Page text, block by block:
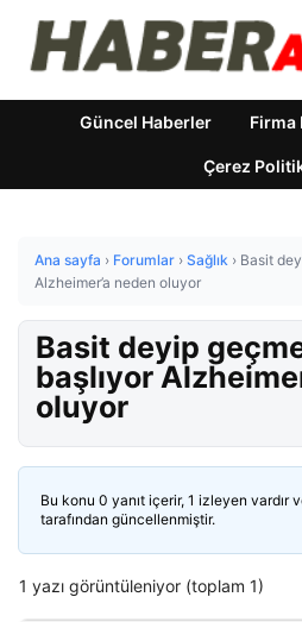
Güncel Haberler Firma
Çerez
Ana sayfa › Forumlar › Sağlık › Basit
Alzheimer’a neden oluyor
Basit deyip
başlıyor
oluyor
Bu konu 0 yanıt içerir, 1 izleyen vardır
tarafından güncellenmiştir.
1 yazı görüntüleniyor (toplam 1)